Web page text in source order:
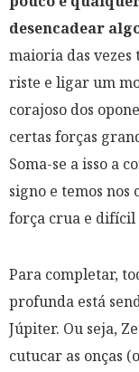
desencadear
maioria das vezes
riste e ligar um
corajoso dos
certas forças
Soma-se a isso a
signo e temos
força crua e difícil
Para completar,
profunda está
Júpiter. Ou seja,
cutucar as onças (